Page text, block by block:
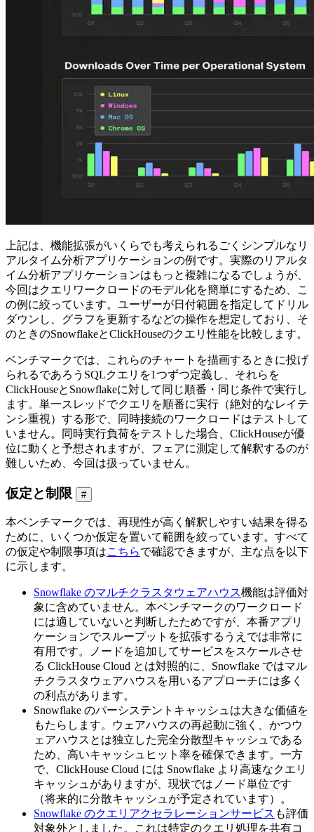
上記は、機能拡張がいくらでも考えられるごくシンプルなリ
アルタイム分析アプリケーションの例です。実際のリアルタ
イム分析アプリケーションはもっと複雑になるでしょうが、
今回はクエリワークロードのモデル化を簡単にするため、こ
の例に絞っています。ユーザーが日付範囲を指定してドリル
ダウンし、グラフを更新するなどの操作を想定しており、そ
のときのSnowflakeとClickHouseのクエリ性能を比較します。
ベンチマークでは、これらのチャートを描画するときに投げ
られるであろうSQLクエリを1つずつ定義し、それらを
ClickHouseとSnowflakeに対して同じ順番・同じ条件で実行し
ます。単一スレッドでクエリを順番に実行（絶対的なレイテ
ンシ重視）する形で、同時接続のワークロードはテストして
いません。同時実行負荷をテストした場合、ClickHouseが優
位に動くと予想されますが、フェアに測定して解釈するのが
難しいため、今回は扱っていません。
仮定と制限 #
本ベンチマークでは、再現性が高く解釈しやすい結果を得る
ために、いくつか仮定を置いて範囲を絞っています。すべて
の仮定や制限事項はこちらで確認できますが、主な点を以下
に示します。
Snowflake のマルチクラスタウェアハウス機能は評価対
象に含めていません。本ベンチマークのワークロード
には適していないと判断したためですが、本番アプリ
ケーションでスループットを拡張するうえでは非常に
有用です。ノードを追加してサービスをスケールさせ
る ClickHouse Cloud とは対照的に、Snowflake ではマル
チクラスタウェアハウスを用いるアプローチには多く
の利点があります。
Snowflake のパーシステントキャッシュは大きな価値を
もたらします。ウェアハウスの再起動に強く、かつウ
ェアハウスとは独立した完全分散型キャッシュである
ため、高いキャッシュヒット率を確保できます。一方
で、ClickHouse Cloud には Snowflake より高速なクエリ
キャッシュがありますが、現状ではノード単位です
（将来的に分散キャッシュが予定されています）。
Snowflake のクエリアクセラレーションサービス も評価
対象外としました。これは特定のクエリ処理を共有コ